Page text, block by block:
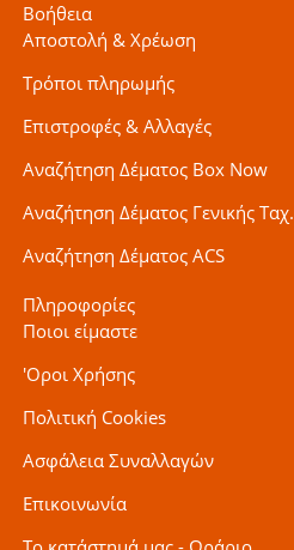
Βοήθεια
Αποστολή & Χρέωση
Τρόποι πληρωμής
Επιστροφές & Αλλαγές
Αναζήτηση Δέματος Box Now
Αναζήτηση Δέματος Γενικής Ταχ.
Αναζήτηση Δέματος ACS
Πληροφορίες
Ποιοι είμαστε
'Οροι Χρήσης
Πολιτική Cookies
Ασφάλεια Συναλλαγών
Επικοινωνία